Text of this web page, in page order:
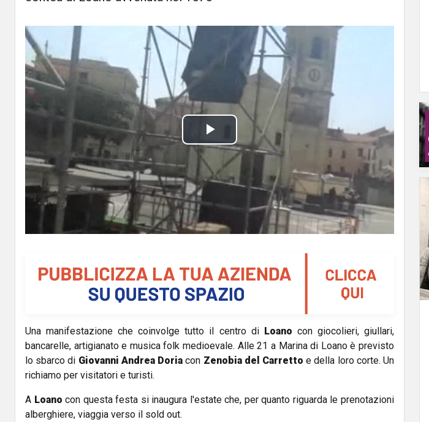
P
l
a
y
i
e
o
Una manifestazione che coinvolge tutto il centro di Loano con giocolieri, giullari,
bancarelle, artigianato e musica folk medioevale. Alle 21 a Marina di Loano è previsto
lo sbarco di Giovanni Andrea Doria con Zenobia del Carretto e della loro corte. Un
richiamo per visitatori e turisti.
A Loano con questa festa si inaugura l'estate che, per quanto riguarda le prenotazioni
alberghiere, viaggia verso il sold out.